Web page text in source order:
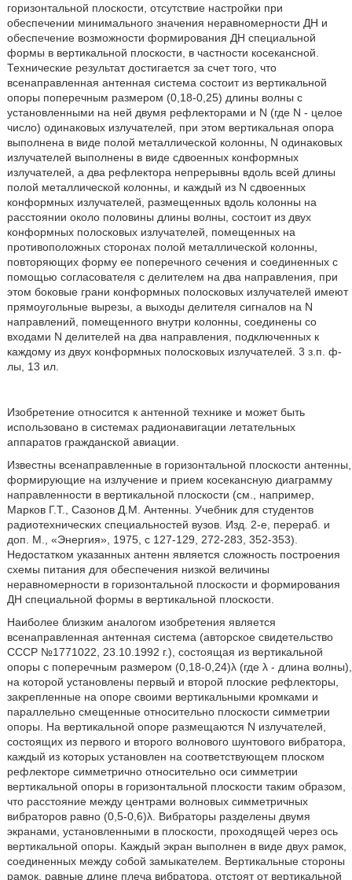
горизонтальной плоскости, отсутствие настройки при
обеспечении минимального значения неравномерности ДН и
обеспечение возможности формирования ДН специальной
формы в вертикальной плоскости, в частности косекансной.
Технические результат достигается за счет того, что
всенаправленная антенная система состоит из вертикальной
опоры поперечным размером (0,18-0,25) длины волны с
установленными на ней двумя рефлекторами и N (где N - целое
число) одинаковых излучателей, при этом вертикальная опора
выполнена в виде полой металлической колонны, N одинаковых
излучателей выполнены в виде сдвоенных конформных
излучателей, а два рефлектора непрерывны вдоль всей длины
полой металлической колонны, и каждый из N сдвоенных
конформных излучателей, размещенных вдоль колонны на
расстоянии около половины длины волны, состоит из двух
конформных полосковых излучателей, помещенных на
противоположных сторонах полой металлической колонны,
повторяющих форму ее поперечного сечения и соединенных с
помощью согласователя с делителем на два направления, при
этом боковые грани конформных полосковых излучателей имеют
прямоугольные вырезы, а выходы делителя сигналов на N
направлений, помещенного внутри колонны, соединены со
входами N делителей на два направления, подключенных к
каждому из двух конформных полосковых излучателей. 3 з.п. ф-
лы, 13 ил.
Изобретение относится к антенной технике и может быть
использовано в системах радионавигации летательных
аппаратов гражданской авиации.
Известны всенаправленные в горизонтальной плоскости антенны,
формирующие на излучение и прием косекансную диаграмму
направленности в вертикальной плоскости (см., например,
Марков Г.Т., Сазонов Д.М. Антенны. Учебник для студентов
радиотехнических специальностей вузов. Изд. 2-е, перераб. и
доп. М., «Энергия», 1975, с 127-129, 272-283, 352-353).
Недостатком указанных антенн является сложность построения
схемы питания для обеспечения низкой величины
неравномерности в горизонтальной плоскости и формирования
ДН специальной формы в вертикальной плоскости.
Наиболее близким аналогом изобретения является
всенаправленная антенная система (авторское свидетельство
СССР №1771022, 23.10.1992 г.), состоящая из вертикальной
опоры с поперечным размером (0,18-0,24)λ (где λ - длина волны),
на которой установлены первый и второй плоские рефлекторы,
закрепленные на опоре своими вертикальными кромками и
параллельно смещенные относительно плоскости симметрии
опоры. На вертикальной опоре размещаются N излучателей,
состоящих из первого и второго волнового шунтового вибратора,
каждый из которых установлен на соответствующем плоском
рефлекторе симметрично относительно оси симметрии
вертикальной опоры в горизонтальной плоскости таким образом,
что расстояние между центрами волновых симметричных
вибраторов равно (0,5-0,6)λ. Вибраторы разделены двумя
экранами, установленными в плоскости, проходящей через ось
вертикальной опоры. Каждый экран выполнен в виде двух рамок,
соединенных между собой замыкателем. Вертикальные стороны
рамок, равные длине плеча вибратора, отстоят от вертикальной